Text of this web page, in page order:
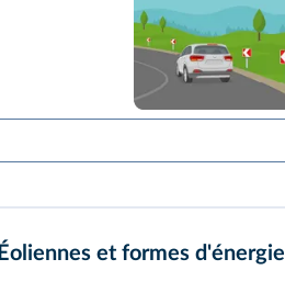
Éoliennes et formes d'énergie